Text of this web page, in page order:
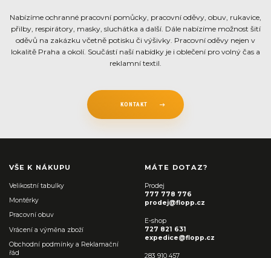
Nabízíme ochranné pracovní pomůcky, pracovní oděvy, obuv, rukavice,
přilby, respirátory, masky, sluchátka a další. Dále nabízíme možnost šití
oděvů na zakázku včetně potisku či výšivky. Pracovní oděvy nejen v
lokalitě Praha a okolí. Součástí naší nabídky je i oblečení pro volný čas a
reklamní textil.
KONTAKT
VŠE K NÁKUPU
Velikostní tabulky
Montérky
Pracovní obuv
Vrácení a výměna zboží
Obchodní podmínky a Reklamační
řád
MÁTE DOTAZ?
Prodej
777 778 776
prodej@flopp.cz
E-shop
727 821 631
expedice@flopp.cz
283 910 457